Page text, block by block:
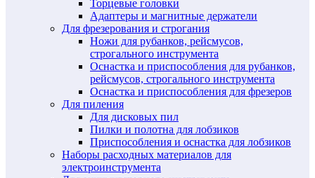
Торцевые головки
Адаптеры и магнитные держатели
Для фрезерования и строгания
Ножи для рубанков, рейсмусов,
строгального инструмента
Оснастка и приспособления для рубанков,
рейсмусов, строгального инструмента
Оснастка и приспособления для фрезеров
Для пиления
Для дисковых пил
Пилки и полотна для лобзиков
Приспособления и оснастка для лобзиков
Наборы расходных материалов для
электроинструмента